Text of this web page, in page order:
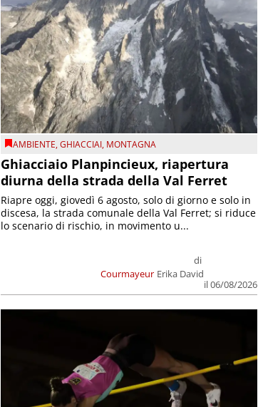
AMBIENTE,GHIACCIAI, MONTAGNA
Ghiacciaio Planpincieux, riapertura
diurna della strada della Val Ferret
Courmayeur
di
Erika David
il 06/08/2026
Riapre oggi, giovedì 6 agosto, solo di giorno e solo in
discesa, la strada comunale della Val Ferret; si riduce
lo scenario di rischio, in movimento u...